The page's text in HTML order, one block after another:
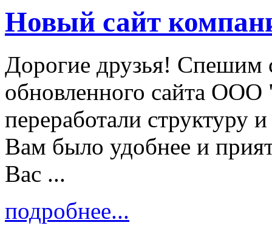
Новый сайт
Дорогие друзья! Спешим
обновленного сайта
переработали структуру
Вам было удобнее и
Вас ...
подробнее...